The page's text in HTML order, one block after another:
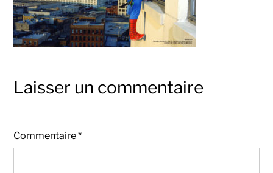
Laisser un commentaire
Commentaire*